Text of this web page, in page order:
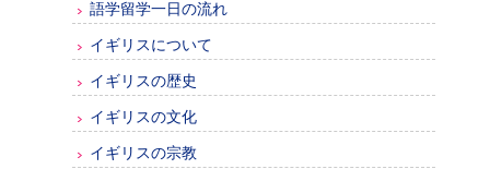
語学留学一日の流れ
イギリスについて
イギリスの歴史
イギリスの文化
イギリスの宗教